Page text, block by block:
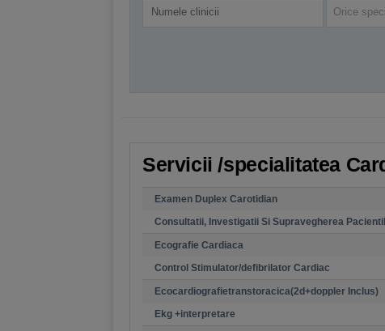
Orice
Servicii /specialitatea
Examen Duplex Carotidian
Consultatii, Investigatii Si Supravegherea
Ecografie Cardiaca
Control Stimulator/defibrilator Cardiac
Ecocardiografietranstoracica(2d+doppler Inclus)
Ekg +interpretare